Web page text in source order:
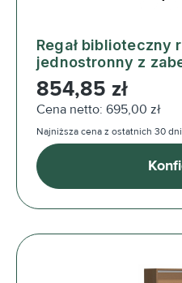
Regał biblioteczny
jednostronny z
Cena regularna:
854,85 zł
Cena netto: 695,00 zł
Najniższa cena z ostatnich 30